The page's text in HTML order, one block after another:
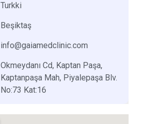
Turkki
Beşiktaş
info@gaiamedclinic.com
Okmeydanı Cd, Kaptan Paşa,
Kaptanpaşa Mah, Piyalepaşa Blv.
No:73 Kat:16